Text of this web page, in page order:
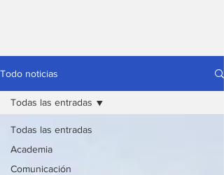
Todo noticias
Todas las entradas
Academia
Comunicación
Todas las entradas